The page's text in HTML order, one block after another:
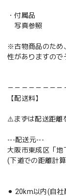
・付属品
写真参照
※古物商品のため
性がありますので
－－－－－－－－
【配送料】
⚠️まずは配送距離
---配送元---
大阪市東成区「地
(下道での距離計
⚫︎ 20km以内(自社